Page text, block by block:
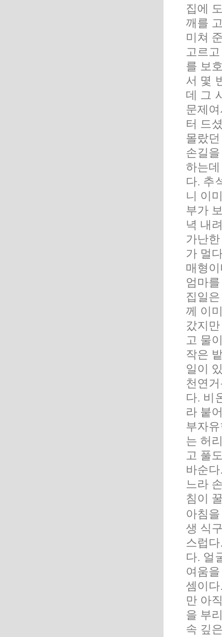
집에
깨를
미쳐
고르
를 보
서 몇
데 그
문제
터 드
몰랐
손길
하는
다. 추
니 이
부가
녁 내
가난
가 멀
매형
엄마
집일
께 이
갔지
고 물
작은
일이
천연
다. 비
라 붙
부자
는 허
고 풀
바순
느라
침이
아침
생 식
스럽
다. 얼
여움
셈이
만 아
을 부
속 깊